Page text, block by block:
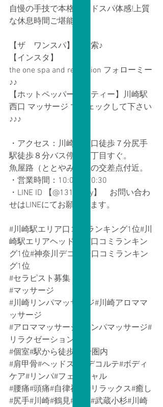
自慢の手技で本格ヘッドスパ体感!上質
な休息時間ご堪能*
【ザ　ワンスパ】で検索♪
【インスタ】
the one spa and relaxation フォローミー
♪♪
【ホットペッパービュティー】川崎駅
西口 マッサージ でチェックして下さい
♪♪♪
・アクセス：川崎駅西口徒歩７分尻手
駅徒歩８分バス停幸２丁目すぐ。
魚屋路（ととやみち）の交差点付近。
・営業時間：10:00～20:30
・LINE ID 【@131rwbty】　お問い合わ
せはLINEにてお願いします。
#川崎駅エリア口コミランキング1位#川
崎駅エリアヘッドスパ口コミランキン
グ1位#神奈川デコルテ口コミランキン
グ1位
#セラピスト募集
#マッサージ
#川崎リンパマッサージ#川崎アロママ
ッサージ
#アロママッサージ
#リンパマッサージ#
リラクゼーション
#個室#駅から徒歩10分圏内
#肩甲骨#ヘッドスパ#デコルテ#ボディ
ケア#リンパ#フェイシャル
#腰痛#頭痛#自律神経#リラックス#癒し
#尻手#川崎#鶴見#横浜#武蔵小杉#川崎